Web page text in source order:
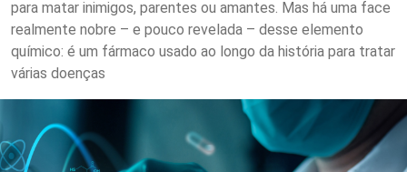
para matar inimigos, parentes ou amantes. Mas há uma face
realmente nobre – e pouco revelada – desse elemento
químico: é um fármaco usado ao longo da história para tratar
várias doenças